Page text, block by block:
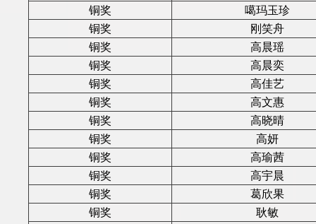
铜奖
噶玛玉珍
铜奖
刚笑舟
铜奖
高晨瑶
铜奖
高晨奕
铜奖
高佳艺
铜奖
高文惠
铜奖
高晓晴
铜奖
高妍
铜奖
高瑜茜
铜奖
高宇晨
铜奖
葛欣果
铜奖
耿敏